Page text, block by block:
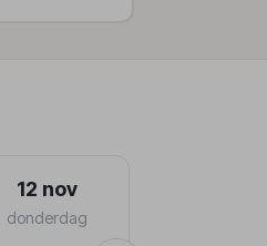
12 nov
donderdag